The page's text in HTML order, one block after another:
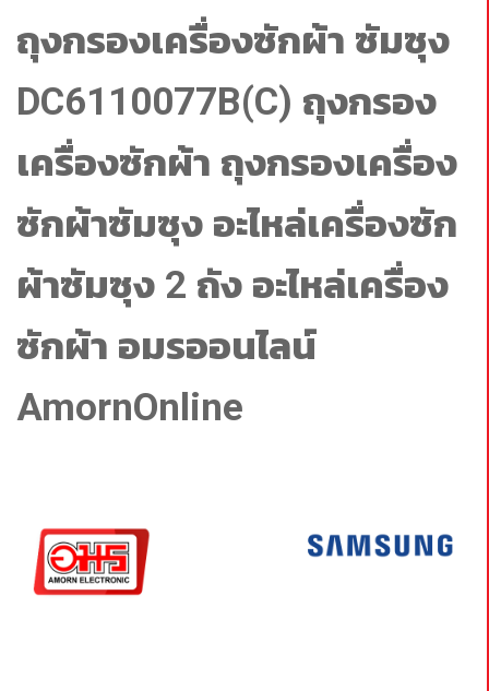
ถุงกรองเครื่องซักผ้า ซัมซุง
DC6110077B(C) ถุงกรอง
เครื่องซักผ้า ถุงกรองเครื่อง
ซักผ้าซัมซุง อะไหล่เครื่องซัก
ผ้าซัมซุง 2 ถัง อะไหล่เครื่อง
ซักผ้า อมรออนไลน์
AmornOnline